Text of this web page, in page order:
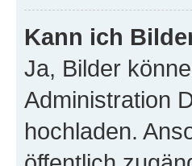
Kann ich
Ja, Bilder
Administration
hochladen.